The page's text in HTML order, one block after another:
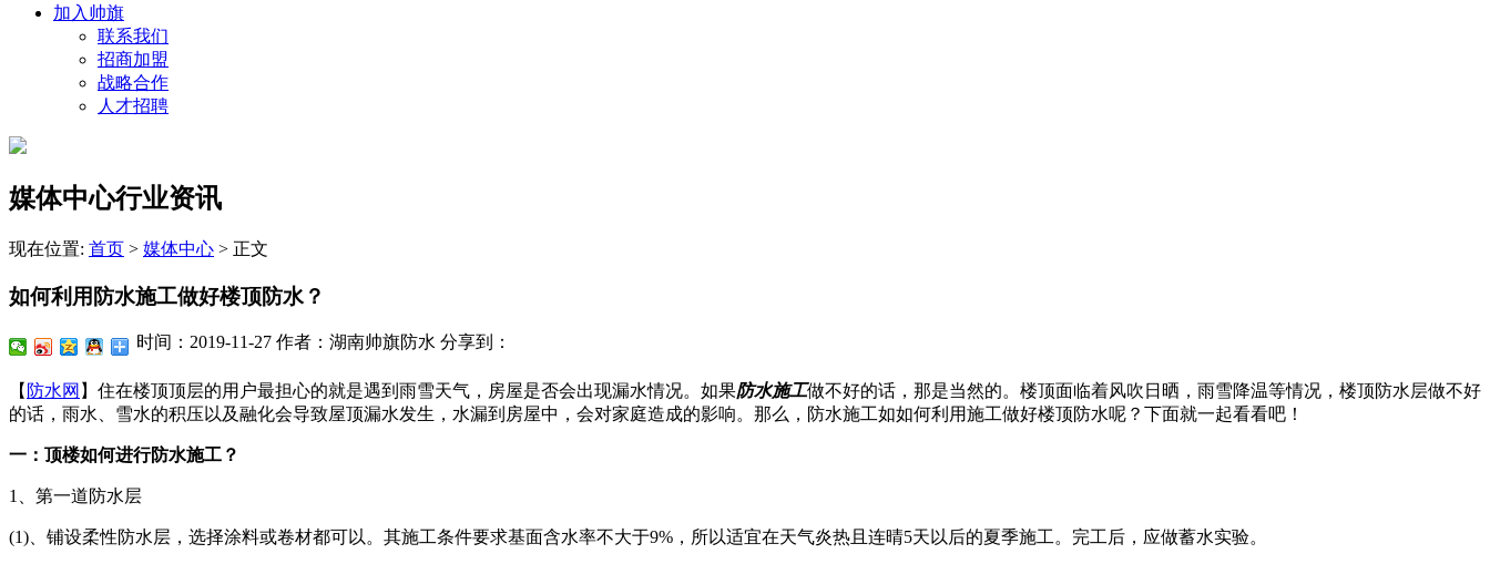
加入帅旗
联系我们
招商加盟
战略合作
人才招聘
媒体中心行业资讯
现在位置: 首页 > 媒体中心 > 正文
如何利用防水施工做好楼顶防水？
时间：2019-11-27 作者：湖南帅旗防水 分享到：
【 防水网 】住在楼顶顶层的用户最担心的就是遇到雨雪天气，房屋是否会出现漏水情况。如果防水施工做不好的话，那是当然的。楼顶面临着风吹日晒，雨雪降温等情况，楼顶防水层做不好
的话，雨水、雪水的积压以及融化会导致屋顶漏水发生，水漏到房屋中，会对家庭造成的影响。那么，防水施工如如何利用施工做好楼顶防水呢？下面就一起看看吧！
一：顶楼如何进行防水施工？
1、第一道防水层
(1)、铺设柔性防水层，选择涂料或卷材都可以。其施工条件要求基面含水率不大于9%，所以适宜在天气炎热且连晴5天以后的夏季施工。完工后，应做蓄水实验。